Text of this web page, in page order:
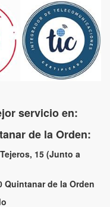
servicio en:
de la Orden:
15 (Junto a
de la Orden